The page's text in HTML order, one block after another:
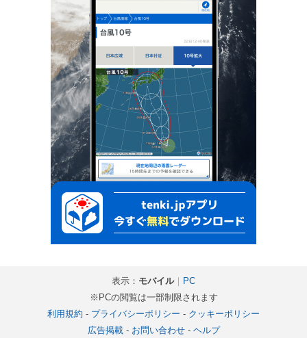
表示： モバイル｜ PC
※PCの閲覧は一部制限されます
利用規約 - プライバシーポリシー - クッキーポリシー
広告掲載- お問い合わせ- ヘルプ